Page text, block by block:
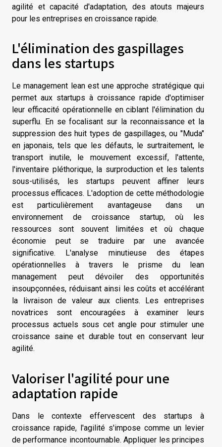
agilité et capacité d'adaptation, des atouts majeurs
pour les entreprises en croissance rapide.
L'élimination des gaspillages
dans les startups
Le management lean est une approche stratégique qui
permet aux startups à croissance rapide d'optimiser
leur efficacité opérationnelle en ciblant l'élimination du
superflu. En se focalisant sur la reconnaissance et la
suppression des huit types de gaspillages, ou "Muda"
en japonais, tels que les défauts, le surtraitement, le
transport inutile, le mouvement excessif, l'attente,
l'inventaire pléthorique, la surproduction et les talents
sous-utilisés, les startups peuvent affiner leurs
processus efficaces. L'adoption de cette méthodologie
est particulièrement avantageuse dans un
environnement de croissance startup, où les
ressources sont souvent limitées et où chaque
économie peut se traduire par une avancée
significative. L'analyse minutieuse des étapes
opérationnelles à travers le prisme du lean
management peut dévoiler des opportunités
insoupçonnées, réduisant ainsi les coûts et accélérant
la livraison de valeur aux clients. Les entreprises
novatrices sont encouragées à examiner leurs
processus actuels sous cet angle pour stimuler une
croissance saine et durable tout en conservant leur
agilité.
Valoriser l'agilité pour une
adaptation rapide
Dans le contexte effervescent des startups à
croissance rapide, l'agilité s'impose comme un levier
de performance incontournable. Appliquer les principes